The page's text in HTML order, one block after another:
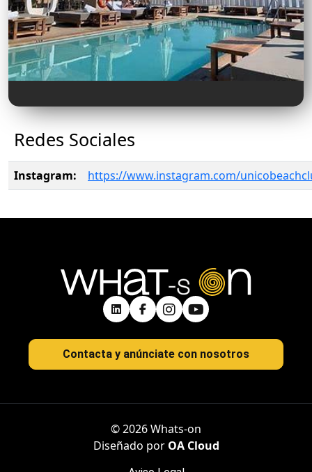
Redes Sociales
Instagram: https://www.instagram.com/
Contacta y anúnciate con nosotros
© 2026 Whats-on
Diseñado por OA Cloud